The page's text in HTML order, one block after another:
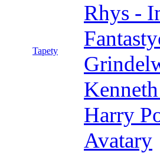
Tapety
Rhys -
Harry
Avatary